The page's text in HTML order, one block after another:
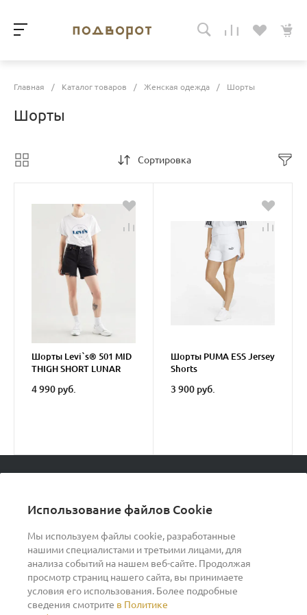
Использование файлов Cookie
Мы используем файлы cookie, разработанные
нашими специалистами и третьими лицами, для
анализа событий на нашем веб-сайте. Продолжая
просмотр страниц нашего сайта, вы принимаете
условия его использования. Более подробные
сведения смотрите в Политике
Главная / Каталог товаров / Женская одежда / Шорты
Шорты
Сортировка
Шорты Levi`s® 501 MID
THIGH SHORT LUNAR
4 990 руб.
Шорты PUMA ESS Jersey
Shorts
3 900 руб.
О компании
Помощь